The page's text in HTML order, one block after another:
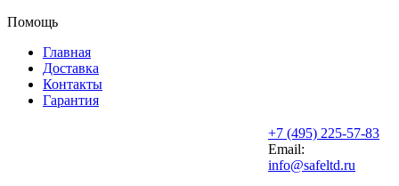
Помощь
Главная
Доставка
Контакты
Гарантия
+7 (495) 225-57-83
Email:
info@safeltd.ru